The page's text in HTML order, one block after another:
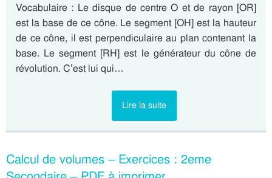
Vocabulaire : Le disque de centre O et de rayon [OR]
est la base de ce cône. Le segment [OH] est la hauteur
de ce cône, il est perpendiculaire au plan contenant la
base. Le segment [RH] est le générateur du cône de
révolution. C’est lui qui…
Lire la suite
Calcul de volumes – Exercices : 2eme